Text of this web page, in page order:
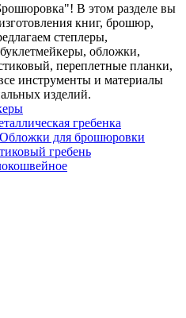
В этом разделе вы
книг, брошюр,
степлеры,
обложки,
переплетные планки,
инструменты и материалы
изделий.
гребенка
Обложки для брошюровки
гребень